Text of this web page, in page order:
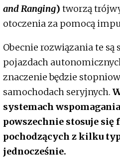
and Ranging) tworzą
otoczenia za pomocą
Obecnie rozwiązania te są
pojazdach
znaczenie będzie
samochodach seryjnych.
systemach
powszechnie stosuje się
pochodzących z kilku
jednocześnie.